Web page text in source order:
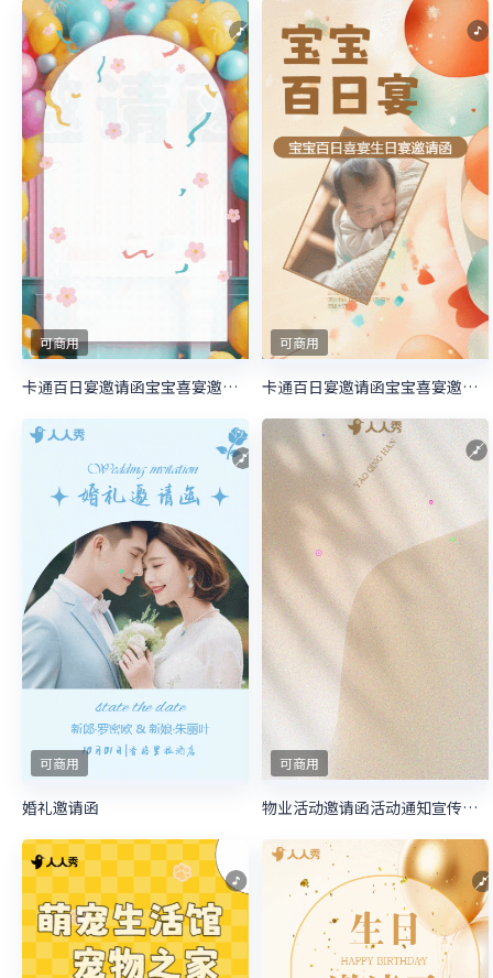
可商用
卡通百日宴邀请函宝宝喜宴邀请函生日邀请函
可商用
卡通百日宴邀请函宝宝喜宴邀请函生日邀请函
可商用
婚礼邀请函
可商用
物业活动邀请函活动通知宣传邀请函